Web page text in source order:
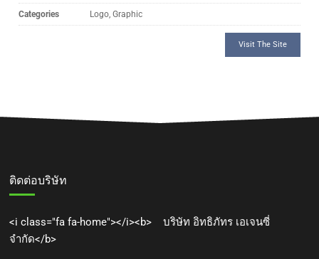
Categories Logo, Graphic
Visit The Site
ติดต่อบริษัท
<i class="fa fa-home"></i><b> บริษัท อิทธิภัทร เอเจนซี่
จำกัด</b>